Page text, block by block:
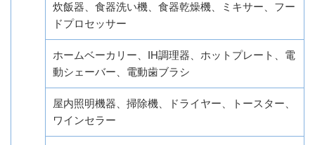
炊飯器、食器洗い機、食器乾燥機、ミキサー、フー
ドプロセッサー
ホームベーカリー、IH調理器、ホットプレート、電
動シェーバー、電動歯ブラシ
屋内照明機器、掃除機、ドライヤー、トースター、
ワインセラー